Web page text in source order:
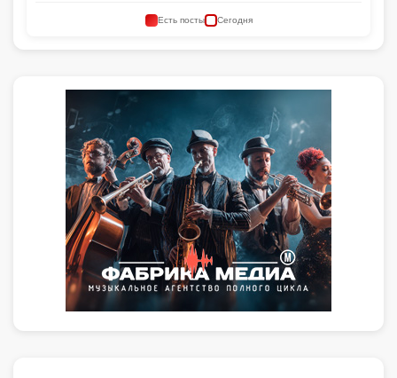
Есть посты Сегодня